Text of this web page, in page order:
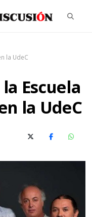
la UdeC
Escuela
la UdeC
X (Twitter)Facebook